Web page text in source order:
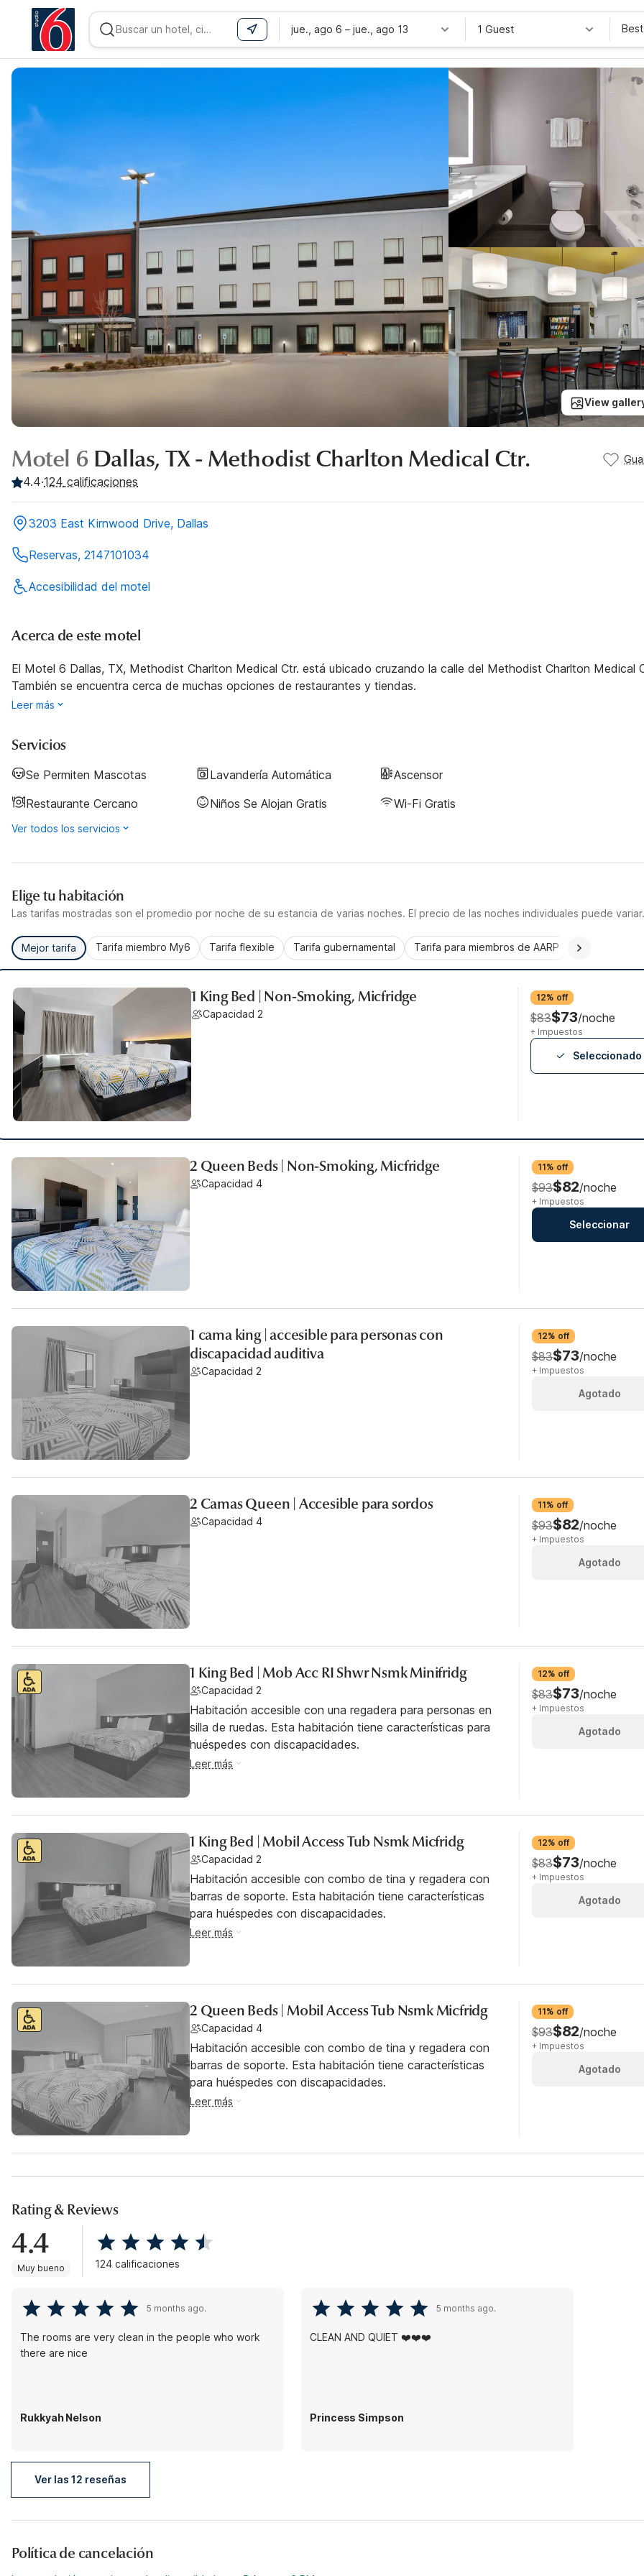
jue., ago 6 – jue., ago 13 1 Guest
View
Motel 6 Dallas, TX - Methodist Charlton Medical Ctr.
4.4·124 calificaciones
3203 East Kirnwood Drive, Dallas
Reservas, 2147101034
Accesibilidad del motel
Acerca de este motel
El Motel 6 Dallas, TX, Methodist Charlton Medical Ctr. está ubicado cruzando la calle del Methodist Charlton Medical
También se encuentra cerca de muchas opciones de restaurantes y tiendas.
Leer más
Servicios
Se Permiten Mascotas Lavandería Automática
Ascensor
Restaurante Cercano
Niños Se Alojan Gratis Wi-Fi Gratis
Ver todos los servicios
Elige tu habitación
Las tarifas mostradas son el promedio por noche de su estancia de varias noches. El precio de las noches individuales puede variar.
Mejor tarifa Tarifa miembro My6 Tarifa flexible Tarifa gubernamental Tarifa para miembros de AARP
1 King Bed | Non-Smoking, Micfridge
Capacidad 2
12% off
$83$73/noche
+ Impuestos
Seleccionado
2 Queen Beds | Non-Smoking, Micfridge
Capacidad 4
11% off
$93$82/noche
+ Impuestos
Seleccionar
1 cama king | accesible para personas con
discapacidad auditiva
Capacidad 2
12% off
$83$73/noche
+ Impuestos
Agotado
2 Camas Queen | Accesible para sordos
Capacidad 4
11% off
$93$82/noche
+ Impuestos
Agotado
1 King Bed | Mob Acc RI Shwr Nsmk Minifridg
Capacidad 2
Habitación accesible con una regadera para personas en
silla de ruedas. Esta habitación tiene características para
huéspedes con discapacidades.
Leer más
12% off
$83$73/noche
+ Impuestos
Agotado
1 King Bed | Mobil Access Tub Nsmk Micfridg
Capacidad 2
Habitación accesible con combo de tina y regadera con
barras de soporte. Esta habitación tiene características
para huéspedes con discapacidades.
Leer más
12% off
$83$73/noche
+ Impuestos
Agotado
2 Queen Beds | Mobil Access Tub Nsmk Micfridg
Capacidad 4
Habitación accesible con combo de tina y regadera con
barras de soporte. Esta habitación tiene características
para huéspedes con discapacidades.
Leer más
11% off
$93$82/noche
+ Impuestos
Agotado
Rating & Reviews
4.4
Muy bueno 124 calificaciones
5 months ago.
The rooms are very clean in the people who work
there are nice
Rukkyah Nelson
5 months ago.
CLEAN AND QUIET ❤️❤️❤️
Princess Simpson
Ver las 12 reseñas
Política de cancelación